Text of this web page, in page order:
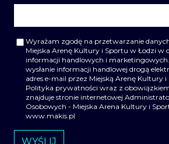
Wyrażam zgodę na przetwarzanie
Miejska Arenę Kultury i Sportu w Łodzi w
informacji handlowych i
wysłanie informacji handlowej drogą
adres e-mail przez Miejską Arenę Kultury
Polityka prywatności wraz z
znajduje stronie internetowej
Osobowych - Miejska Arena Kultury i
www.makis.pl